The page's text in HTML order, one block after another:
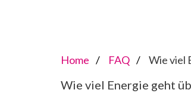
Home FAQ Wie viel
Wie viel Energie geht